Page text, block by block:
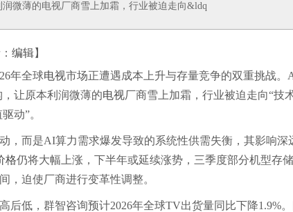
微薄的电视厂商雪上加霜，行业被迫走向&ldq
编辑】
年全球电视市场正遭遇成本上升与存量竞争的双重挑战
让原本利润微薄的电视厂商雪上加霜，行业被迫走向“技
动”。
而是AI算力需求爆发导致的系统性供需失衡，其影响深
格仍将大幅上涨，下半年或延续涨势，三季度部分机型存
，迫使厂商进行变革性调整。
低，群智咨询预计2026年全球TV出货量同比下降1.9%